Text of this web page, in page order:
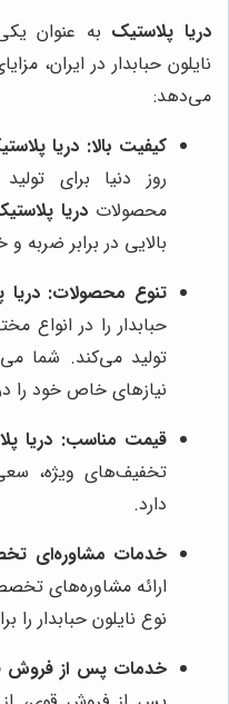
دریا پلاستیک به عنوان
نایلون حبابدار در ایران،
می‌دهد:
کیفیت بالا: دریا
روز دنیا برای
محصولاتدریا
بالایی در برابر ضربه
تنوع محصولات: دریا
حبابدار را در انواع
تولید می‌کند. شما
نیازهای خاص خود را
قیمت مناسب: دریا
تخفیف‌های ویژه،
دارد.
خدمات مشاوره‌ای
ارائه مشاوره‌های
نوع نایلون حبابدار را
خدمات پس از فروش